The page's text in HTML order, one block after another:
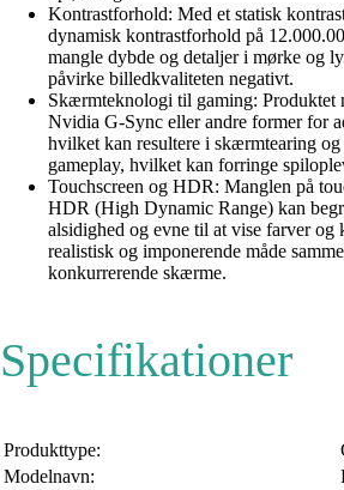
Kontrastforhold: Med et statisk
dynamisk kontrastforhold på
mangle dybde og detaljer i mørke og
påvirke billedkvaliteten negativt.
Skærmteknologi til gaming: Produktet
Nvidia G-Sync eller andre former for
hvilket kan resultere i skærmtearing
gameplay, hvilket kan forringe
Touchscreen og HDR: Manglen på
HDR (High Dynamic Range) kan
alsidighed og evne til at vise farver og
realistisk og imponerende måde
konkurrerende skærme.
Specifikationer
Produkttype:
Modelnavn: